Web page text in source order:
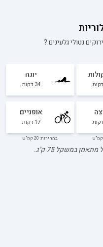
נטולי גלעינים?
דקות
יוגה
34 דקות
דקות
אופניים
17 דקות
במהירות: 20 קמ"ש
מתאמן במשקל75ק"ג.